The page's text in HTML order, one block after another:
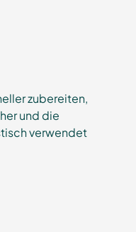
zubereiten,
und die
verwendet